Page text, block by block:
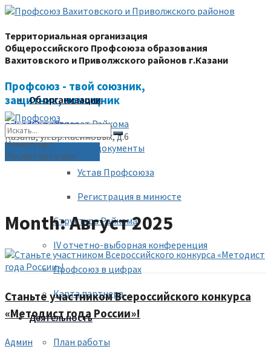
Территориальная организация
Общероссийского Профсоюза образования
Вахитовского и Приволжского районов г.Казани
Профсоюз - твой союзник,
защитник, помощник
prk-ed@yandex.ru
Казань, ул.Бр.Касимовых, д.6
(843) 228-68-80
Об организации
Аппарат Райкома
Уставные документы
Устав Профсоюза
Регистрация в минюсте
Структура Райкома
IV отчетно-выборная конференция
Профсоюз в цифрах
Карта партнера
Деятельность
План работы
Ничего нет
Посмотреть все
Month: Август 2025
Станьте участником Всероссийского конкурса
«Методист года России»!
Админ